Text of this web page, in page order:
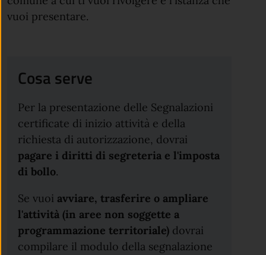
vuoi presentare.
Cosa serve
Per la presentazione delle Segnalazioni
certificate di inizio attività e della
richiesta di autorizzazione, dovrai
pagare i diritti di segreteria e l'imposta
di bollo.
Se vuoi avviare, trasferire o ampliare
l'attività(in aree non soggette a
programmazione territoriale) dovrai
compilare il modulo della segnalazione